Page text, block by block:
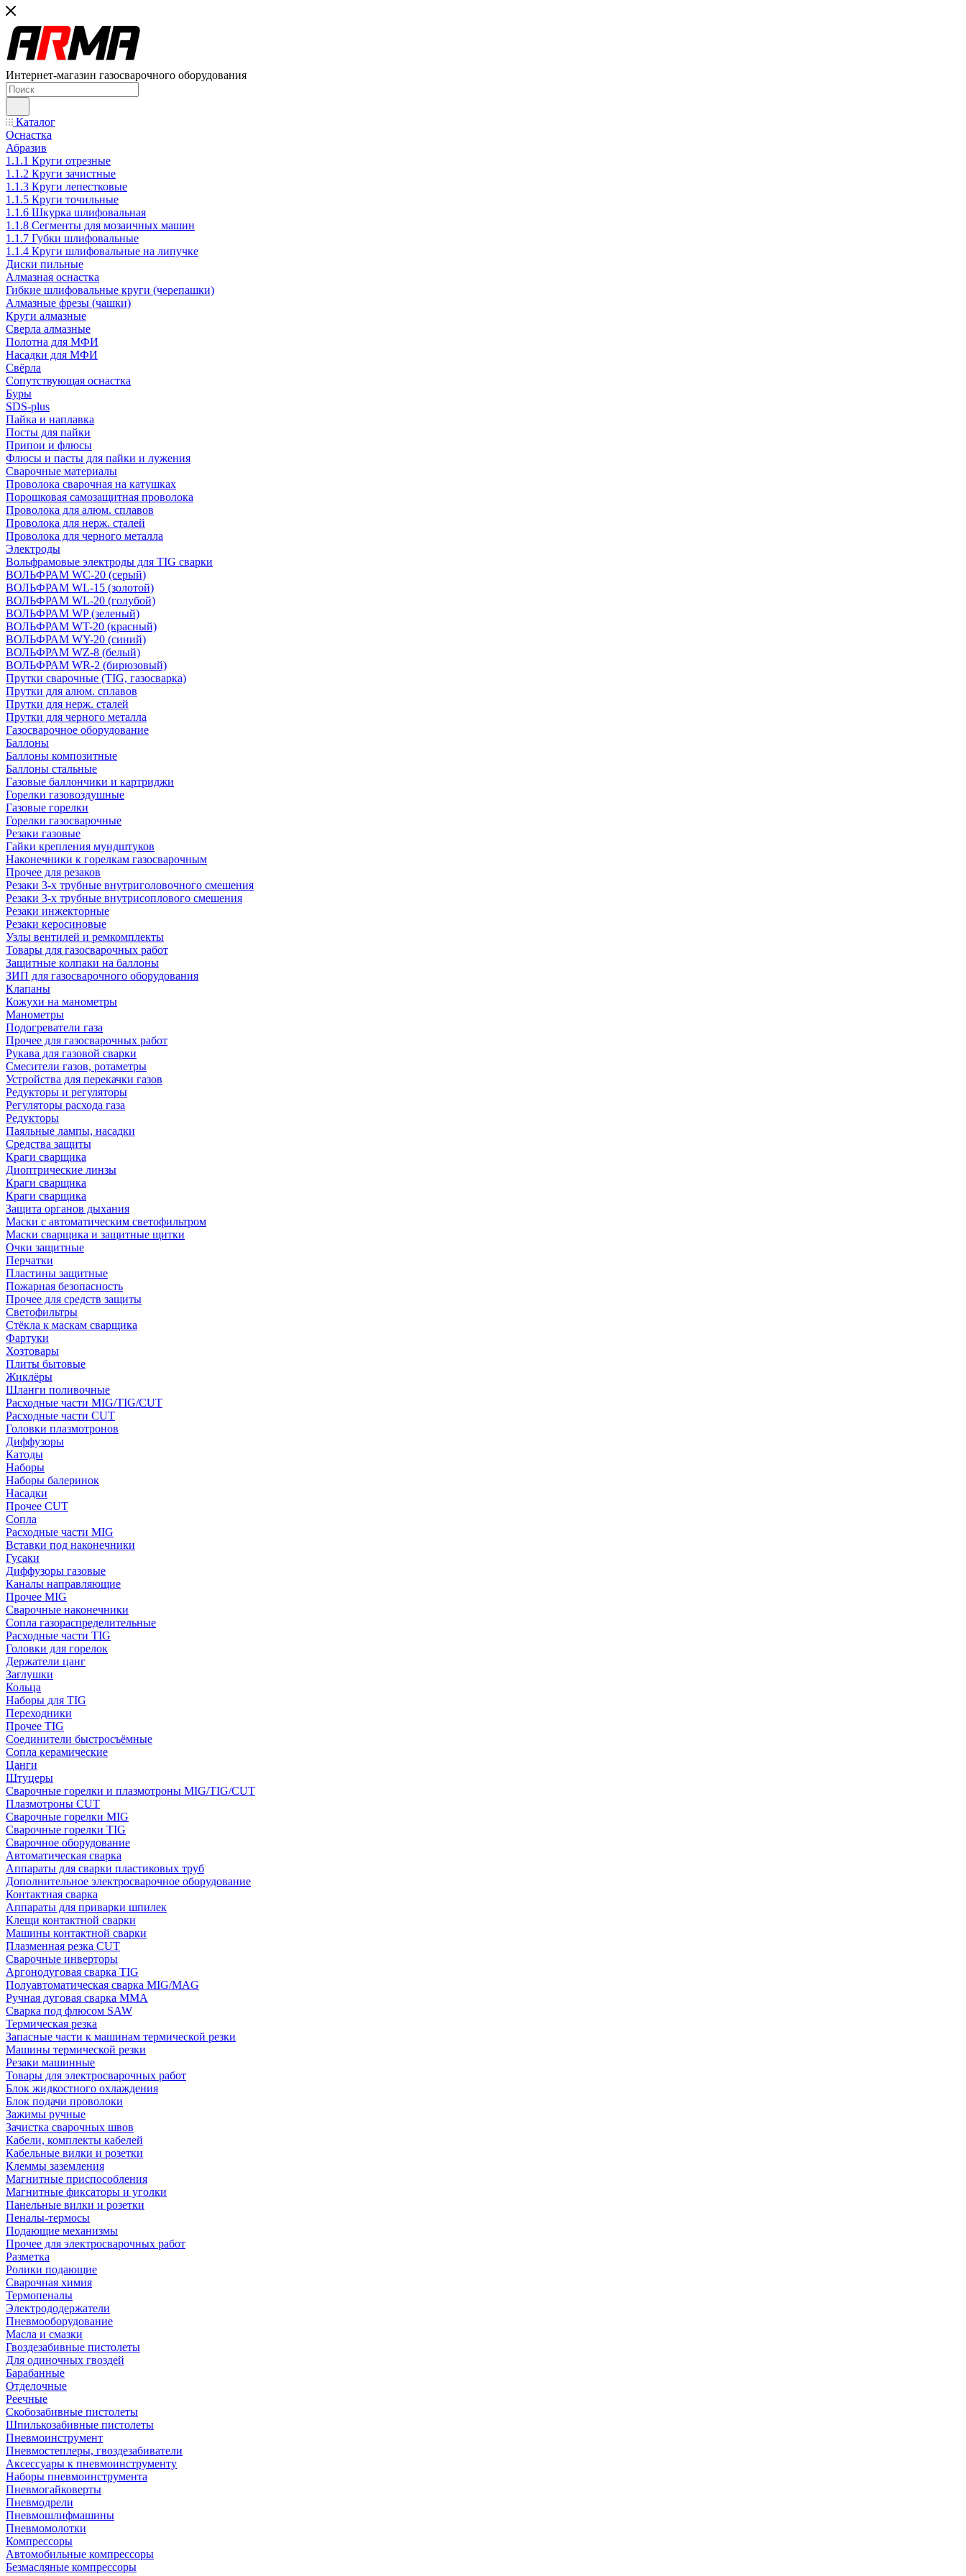
Интернет-магазин газосварочного оборудования
Каталог
Оснастка
Абразив
1.1.1 Круги отрезные
1.1.2 Круги зачистные
1.1.3 Круги лепестковые
1.1.5 Круги точильные
1.1.6 Шкурка шлифовальная
1.1.8 Сегменты для мозаичных машин
1.1.7 Губки шлифовальные
1.1.4 Круги шлифовальные на липучке
Диски пильные
Алмазная оснастка
Гибкие шлифовальные круги (черепашки)
Алмазные фрезы (чашки)
Круги алмазные
Сверла алмазные
Полотна для МФИ
Насадки для МФИ
Свёрла
Сопутствующая оснастка
Буры
SDS-plus
Пайка и наплавка
Посты для пайки
Припои и флюсы
Флюсы и пасты для пайки и лужения
Сварочные материалы
Проволока сварочная на катушках
Порошковая самозащитная проволока
Проволока для алюм. сплавов
Проволока для нерж. сталей
Проволока для черного металла
Электроды
Вольфрамовые электроды для TIG сварки
ВОЛЬФРАМ WC-20 (серый)
ВОЛЬФРАМ WL-15 (золотой)
ВОЛЬФРАМ WL-20 (голубой)
ВОЛЬФРАМ WP (зеленый)
ВОЛЬФРАМ WT-20 (красный)
ВОЛЬФРАМ WY-20 (синий)
ВОЛЬФРАМ WZ-8 (белый)
ВОЛЬФРАМ WR-2 (бирюзовый)
Прутки сварочные (TIG, газосварка)
Прутки для алюм. сплавов
Прутки для нерж. сталей
Прутки для черного металла
Газосварочное оборудование
Баллоны
Баллоны композитные
Баллоны стальные
Газовые баллончики и картриджи
Горелки газовоздушные
Газовые горелки
Горелки газосварочные
Резаки газовые
Гайки крепления мундштуков
Наконечники к горелкам газосварочным
Прочее для резаков
Резаки 3-х трубные внутриголовочного смешения
Резаки 3-х трубные внутрисоплового смешения
Резаки инжекторные
Резаки керосиновые
Узлы вентилей и ремкомплекты
Товары для газосварочных работ
Защитные колпаки на баллоны
ЗИП для газосварочного оборудования
Клапаны
Кожухи на манометры
Манометры
Подогреватели газа
Прочее для газосварочных работ
Рукава для газовой сварки
Смесители газов, ротаметры
Устройства для перекачки газов
Редукторы и регуляторы
Регуляторы расхода газа
Редукторы
Паяльные лампы, насадки
Средства защиты
Краги сварщика
Диоптрические линзы
Краги сварщика
Краги сварщика
Защита органов дыхания
Маски с автоматическим светофильтром
Маски сварщика и защитные щитки
Очки защитные
Перчатки
Пластины защитные
Пожарная безопасность
Прочее для средств защиты
Светофильтры
Стёкла к маскам сварщика
Фартуки
Хозтовары
Плиты бытовые
Жиклёры
Шланги поливочные
Расходные части MIG/TIG/CUT
Расходные части CUT
Головки плазмотронов
Диффузоры
Катоды
Наборы
Наборы балеринок
Насадки
Прочее CUT
Сопла
Расходные части MIG
Вставки под наконечники
Гусаки
Диффузоры газовые
Каналы направляющие
Прочее MIG
Сварочные наконечники
Сопла газораспределительные
Расходные части TIG
Головки для горелок
Держатели цанг
Заглушки
Кольца
Наборы для TIG
Переходники
Прочее TIG
Соединители быстросъёмные
Сопла керамические
Цанги
Штуцеры
Сварочные горелки и плазмотроны MIG/TIG/CUT
Плазмотроны CUT
Сварочные горелки MIG
Сварочные горелки TIG
Сварочное оборудование
Автоматическая сварка
Аппараты для сварки пластиковых труб
Дополнительное электросварочное оборудование
Контактная сварка
Аппараты для приварки шпилек
Клещи контактной сварки
Машины контактной сварки
Плазменная резка CUT
Сварочные инверторы
Аргонодуговая сварка TIG
Полуавтоматическая сварка MIG/MAG
Ручная дуговая сварка MMA
Сварка под флюсом SAW
Термическая резка
Запасные части к машинам термической резки
Машины термической резки
Резаки машинные
Товары для электросварочных работ
Блок жидкостного охлаждения
Блок подачи проволоки
Зажимы ручные
Зачистка сварочных швов
Кабели, комплекты кабелей
Кабельные вилки и розетки
Клеммы заземления
Магнитные приспособления
Магнитные фиксаторы и уголки
Панельные вилки и розетки
Пеналы-термосы
Подающие механизмы
Прочее для электросварочных работ
Разметка
Ролики подающие
Сварочная химия
Термопеналы
Электрододержатели
Пневмооборудование
Масла и смазки
Гвоздезабивные пистолеты
Для одиночных гвоздей
Барабанные
Отделочные
Реечные
Скобозабивные пистолеты
Шпилькозабивные пистолеты
Пневмоинструмент
Пневмостеплеры, гвоздезабиватели
Аксессуары к пневмоинструменту
Наборы пневмоинструмента
Пневмогайковерты
Пневмодрели
Пневмошлифмашины
Пневмомолотки
Компрессоры
Автомобильные компрессоры
Безмасляные компрессоры